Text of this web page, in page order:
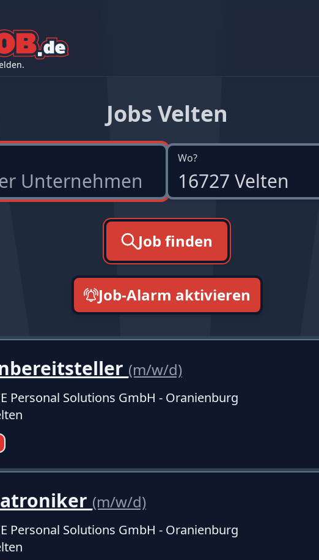
Jobs Velten
Wo?
Job finden
Job-Alarm aktivieren
(m/w/d)
Personal Solutions GmbH - Oranienburg
(m/w/d)
Personal Solutions GmbH - Oranienburg